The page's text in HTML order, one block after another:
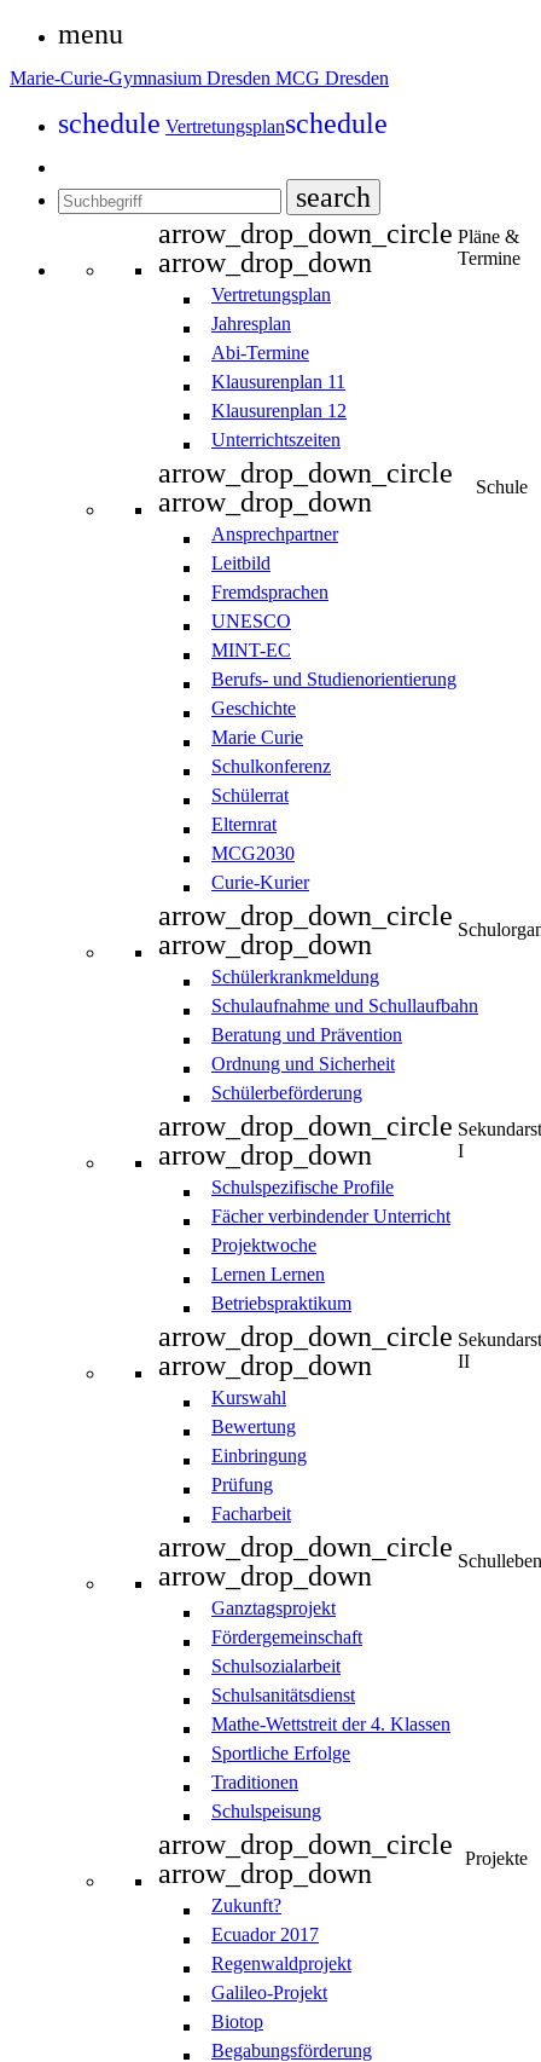
menu
Marie-Curie-Gymnasium Dresden MCG Dresden
schedule Vertretungsplanschedule
search
arrow_drop_down_circle
arrow_drop_down
Pläne &
Termine
Vertretungsplan
Jahresplan
Abi-Termine
Klausurenplan 11
Klausurenplan 12
Unterrichtszeiten
arrow_drop_down_circle
arrow_drop_down
Schule
Ansprechpartner
Leitbild
Fremdsprachen
UNESCO
MINT-EC
Berufs- und Studienorientierung
Geschichte
Marie Curie
Schulkonferenz
Schülerrat
Elternrat
MCG2030
Curie-Kurier
arrow_drop_down_circle
arrow_drop_down
Schülerkrankmeldung
Schulaufnahme und Schullaufbahn
Beratung und Prävention
Ordnung und Sicherheit
Schülerbeförderung
arrow_drop_down_circle
arrow_drop_down
I
Schulspezifische Profile
Fächer verbindender Unterricht
Projektwoche
Lernen Lernen
Betriebspraktikum
arrow_drop_down_circle
arrow_drop_down
II
Kurswahl
Bewertung
Einbringung
Prüfung
Facharbeit
arrow_drop_down_circle
arrow_drop_down
Schulleben
Ganztagsprojekt
Fördergemeinschaft
Schulsozialarbeit
Schulsanitätsdienst
Mathe-Wettstreit der 4. Klassen
Sportliche Erfolge
Traditionen
Schulspeisung
arrow_drop_down_circle
arrow_drop_down
Projekte
Zukunft?
Ecuador 2017
Regenwaldprojekt
Galileo-Projekt
Biotop
Begabungsförderung